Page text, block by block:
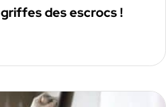
des escrocs !